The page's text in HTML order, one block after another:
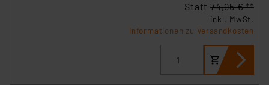
Statt 74,95 € **
inkl. MwSt.
Informationen zu Versandkosten